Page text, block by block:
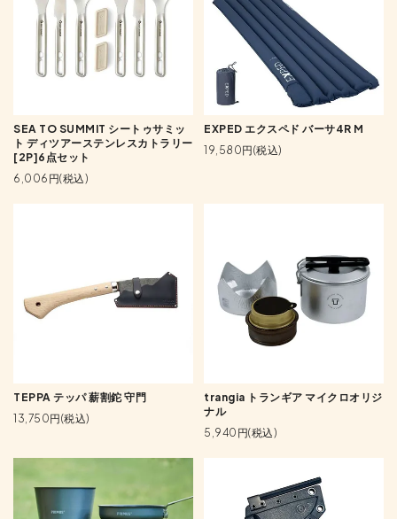
SEA TO SUMMIT シートゥサミッ
ト ディツアーステンレスカトラリー
[2P]6点セット
6,006円(税込)
EXPED エクスペド バーサ4R M
19,580円(税込)
TEPPA テッパ 薪割鉈 守門
13,750円(税込)
trangia トランギア マイクロオリジ
ナル
5,940円(税込)